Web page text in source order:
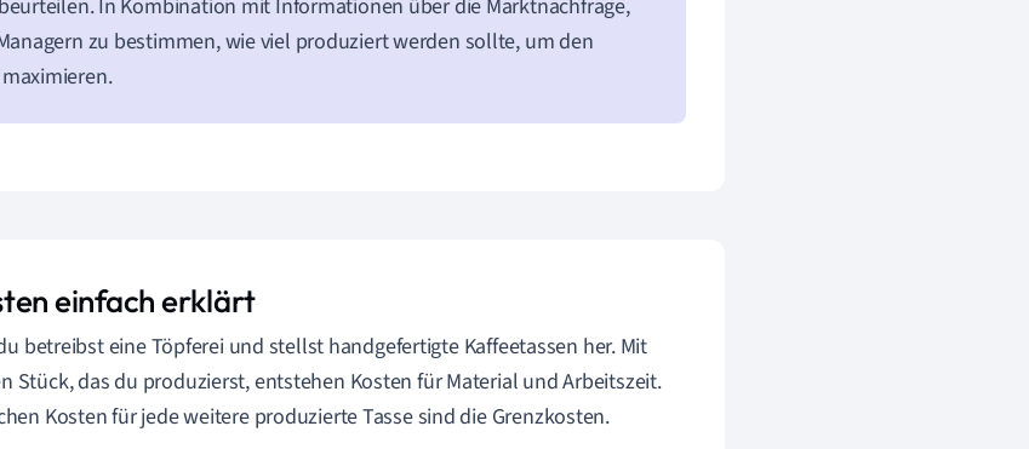
In Kombination mit Informationen über die Marktnachfrage,
zu bestimmen, wie viel produziert werden sollte, um den
einfach erklärt
betreibst eine Töpferei und stellst handgefertigte Kaffeetassen her. Mit
Stück, das du produzierst, entstehen Kosten für Material und Arbeitszeit.
Kosten für jede weitere produzierte Tasse sind die Grenzkosten.